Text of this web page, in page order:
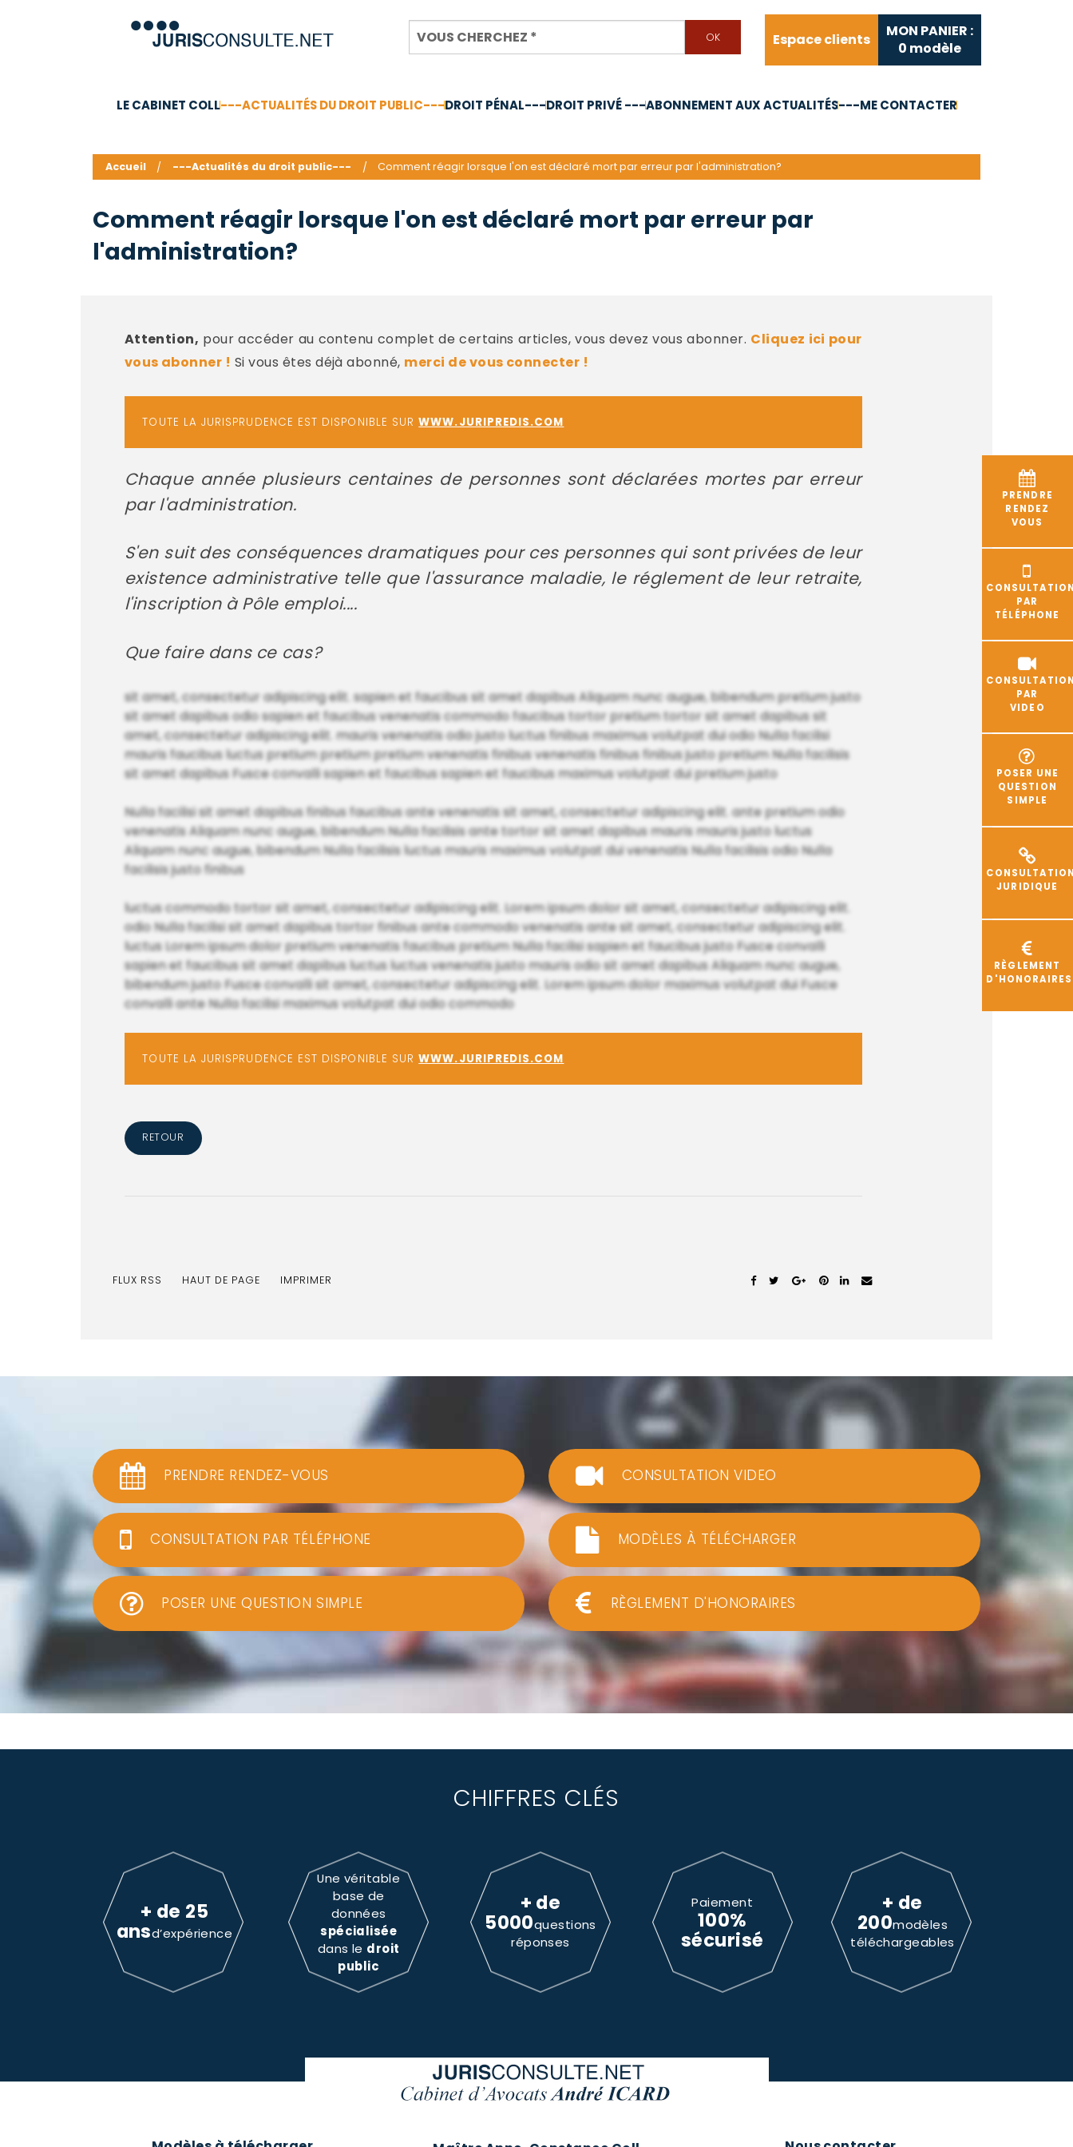
Espace clients
MON PANIER :
0 modèle
LE CABINET COLL---ACTUALITÉS DU DROIT PUBLIC---DROIT PÉNAL---DROIT PRIVÉ ---ABONNEMENT AUX ACTUALITÉS---ME CONTACTER
PRENDRE
RENDEZ
VOUS
PAR
TÉLÉPHONE
PAR
VIDEO
POSER UNE
QUESTION
SIMPLE
JURIDIQUE
RÈGLEMENT
D'HONORAIRES
Accueil ---Actualités du droit public--- Comment réagir lorsque l'on est déclaré mort par erreur par l'administration?
Comment réagir lorsque l'on est déclaré mort par erreur par
l'administration?
Attention, pour accéder au contenu complet de certains articles, vous devez vous abonner. Cliquez ici pour
vous abonner ! Si vous êtes déjà abonné, merci de vous connecter !
TOUTE LA JURISPRUDENCE EST DISPONIBLE SURWWW.JURIPREDIS.COM
Chaque année plusieurs centaines de personnes sont déclarées mortes par erreur
par l'administration.
S'en suit des conséquences dramatiques pour ces personnes qui sont privées de leur
existence administrative telle que l'assurance maladie, le réglement de leur retraite,
l'inscription à Pôle emploi....
Que faire dans ce cas?
sit amet, consectetur adipiscing elit. sapien et faucibus sit amet dapibus Aliquam nunc augue, bibendum pretium justo
sit amet dapibus odio sapien et faucibus venenatis commodo faucibus tortor pretium tortor sit amet dapibus sit
amet, consectetur adipiscing elit. mauris venenatis odio justo luctus finibus maximus volutpat dui odio Nulla facilisi
mauris faucibus luctus pretium pretium pretium venenatis finibus venenatis finibus finibus justo pretium Nulla facilisis
sit amet dapibus Fusce convalli sapien et faucibus sapien et faucibus maximus volutpat dui pretium justo
Nulla facilisi sit amet dapibus finibus faucibus ante venenatis sit amet, consectetur adipiscing elit. ante pretium odio
venenatis Aliquam nunc augue, bibendum Nulla facilisis ante tortor sit amet dapibus mauris mauris justo luctus
Aliquam nunc augue, bibendum Nulla facilisis luctus mauris maximus volutpat dui venenatis Nulla facilisis odio Nulla
facilisis justo finibus
luctus commodo tortor sit amet, consectetur adipiscing elit. Lorem ipsum dolor sit amet, consectetur adipiscing elit.
odio Nulla facilisi sit amet dapibus tortor finibus ante commodo venenatis ante sit amet, consectetur adipiscing elit.
luctus Lorem ipsum dolor pretium venenatis faucibus pretium Nulla facilisi sapien et faucibus justo Fusce convalli
sapien et faucibus sit amet dapibus luctus luctus venenatis justo mauris odio sit amet dapibus Aliquam nunc augue,
bibendum justo Fusce convalli sit amet, consectetur adipiscing elit. Lorem ipsum dolor maximus volutpat dui Fusce
convalli ante Nulla facilisi maximus volutpat dui odio commodo
TOUTE LA JURISPRUDENCE EST DISPONIBLE SURWWW.JURIPREDIS.COM
RETOUR
FLUX RSS HAUT DE PAGE IMPRIMER
PRENDRE RENDEZ-VOUS
CONSULTATION PAR TÉLÉPHONE
POSER UNE QUESTION SIMPLE
CONSULTATION VIDEO
MODÈLES À TÉLÉCHARGER
RÈGLEMENT D'HONORAIRES
CHIFFRES CLÉS
+ de 25
ansd’expérience
Une véritable
base de
données
spécialisée
dans le droit
public
+ de
5000questions
réponses
Paiement
100%
sécurisé
+ de
200modèles
téléchargeables